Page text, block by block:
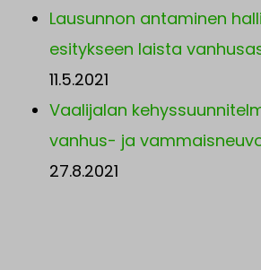
Lausunnon antaminen
esitykseen laista
11.5.2021
Vaalijalan
vanhus- ja
27.8.2021